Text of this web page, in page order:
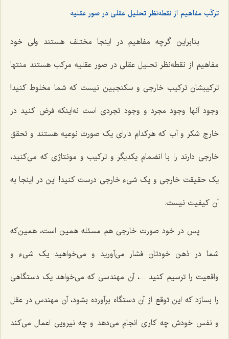
ترکّب مفاهیم از نقطه‌نظر تحلیل عقلى در صور عقلیه
بنابراین گرچه مفاهیم در اینجا مختلف هستند ولى خود
مفاهیم از نقطه‌نظر تحلیل عقلى در صور عقلیه مرکب هستند منتها
ترکیبشان ترکیب خارجى و سکنجبین نیست که شما مخلوط کنید!
وجود آنها وجود مجرد و وجود تجردى است نه‌اینکه فرض کنید در
خارج شکر و آب که هرکدام داراى یک صورت نوعیه هستند و تحقق
خارجى دارند را با انضمام یکدیگر و ترکیب و مونتاژى که مى‌کنید،
یک حقیقت خارجى و یک شی‌ء خارجى درست کنید! این در اینجا به
آن کیفیت نیست.
پس در خود صورت خارجى هم مسئله همین است، همین‌که
شما در ذهن خودتان فشار مى‌آورید و مى‌خواهید یک شی‌ء و
واقعیت را ترسیم کنید ...، آن مهندسى که مى‌خواهد یک دستگاهى
را بسازد که این توقع از آن دستگاه برآورده بشود، آن مهندس در عقل
و نفس خودش چه ‌کارى انجام مى‌دهد و چه نیرویى اعمال مى‌کند